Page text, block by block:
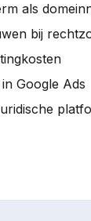
als
bij
Google Ads